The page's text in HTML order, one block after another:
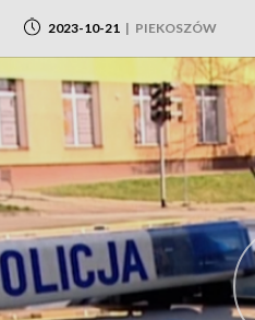
2023-10-21 | PIEKOSZÓW